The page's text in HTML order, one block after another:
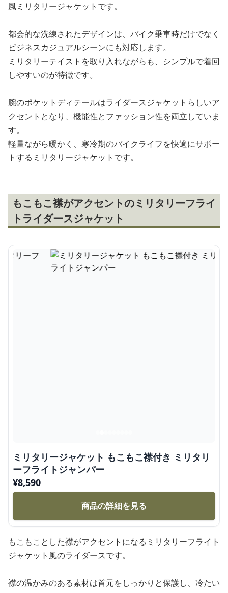
風ミリタリージャケットです。
都会的な洗練されたデザインは、バイク乗車時だけでなく
ビジネスカジュアルシーンにも対応します。
ミリタリーテイストを取り入れながらも、シンプルで着回
しやすいのが特徴です。
腕のポケットディテールはライダースジャケットらしいア
クセントとなり、機能性とファッション性を両立していま
す。
軽量ながら暖かく、寒冷期のバイクライフを快適にサポー
トするミリタリージャケットです。
もこもこ襟がアクセントのミリタリーフライ
トライダースジャケット
ミリタリージャケット もこもこ襟付き ミリタリ
ーフライトジャンパー
¥8,590
商品の詳細を見る
もこもことした襟がアクセントになるミリタリーフライト
ジャケット風のライダースです。
襟の温かみのある素材は首元をしっかりと保護し、冷たい